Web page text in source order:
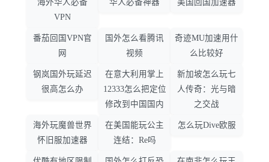
海外华人必备
VPN
华人必备神器 美国回国加速器
番茄回国VPN官
网
国外怎么看腾讯
视频
奇迹MU加速用什
么比较好
钢岚国外玩延迟
很高怎么办
在意大利用掌上
12333怎么把定位
修改到中国国内
新加坡怎么玩七
人传奇：光与暗
之交战
海外玩魔兽世界
怀旧服加速器
在美国能玩公主
连结：Re吗
怎么玩Dive欧服